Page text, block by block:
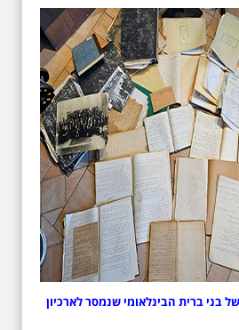
בני ברית הבינלאומי שנמסר לארכיון